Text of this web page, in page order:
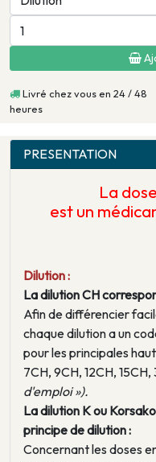
Livré chez vous en 24 / 48
heures
PRESENTATION
La
est un
Dilution :
La dilution CH
Afin de différencier
chaque dilution a un
pour les principales
7CH, 9CH, 12CH,
d'emploi »).
La dilution K ou
principe de dilution :
Concernant les doses